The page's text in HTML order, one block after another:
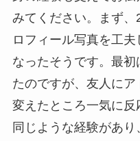
みてください。まず
ロフィール写真を工
なったそうです。最
たのですが、友人に
変えたところ一気に
同じような経験があ